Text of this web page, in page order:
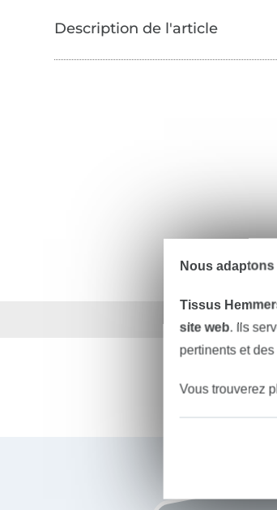
Plus
Nous
Tissus
site web. Ils
pertinents et
Vous trouverez